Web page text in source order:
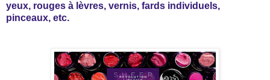
yeux, rouges à lèvres, vernis, fards individuels,
pinceaux, etc.